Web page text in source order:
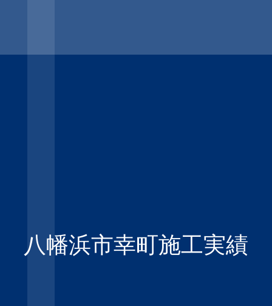
八幡浜市幸町施工実績